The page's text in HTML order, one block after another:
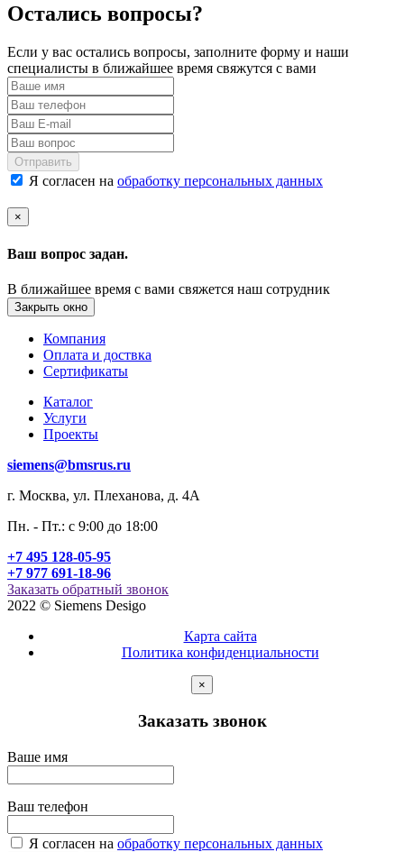
Остались вопросы?
Если у вас остались вопросы, заполните форму и наши
специалисты в ближайшее время свяжутся с вами
Отправить
Я согласен на обработку персональных данных
×
Ваш вопрос задан.
В ближайшее время с вами свяжется наш сотрудник
Закрыть окно
Компания
Оплата и доствка
Сертификаты
Каталог
Услуги
Проекты
siemens@bmsrus.ru
г. Москва, ул. Плеханова, д. 4А
Пн. - Пт.: c 9:00 до 18:00
+7 495 128-05-95
+7 977 691-18-96
Заказать обратный звонок
2022 © Siemens Desigo
Карта сайта
Политика конфиденциальности
×
Заказать звонок
Ваше имя
Ваш телефон
Я согласен на обработку персональных данных